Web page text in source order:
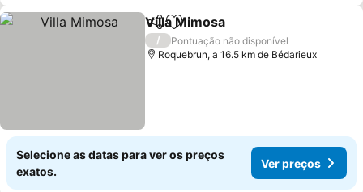
PartilharAdicionar aos favoritos
Villa Mimosa
/
Pontuação não disponível
Roquebrun, a 16.5 km de Bédarieux
Selecione as datas para ver os preços
exatos.
Ver preços